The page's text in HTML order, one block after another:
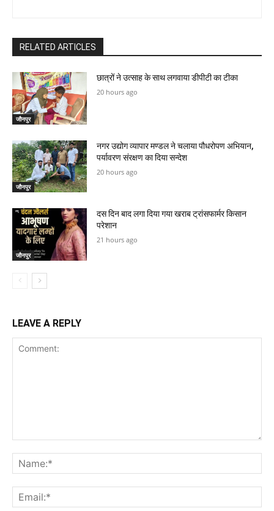
RELATED ARTICLES
जौनपुर
छात्रों ने उत्साह के साथ लगवाया डीपीटी का टीका
20 hours ago
जौनपुर
नगर उद्योग व्यापार मण्डल ने चलाया पौधरोपण अभियान,
पर्यावरण संरक्षण का दिया सन्देश
20 hours ago
जौनपुर
दस दिन बाद लगा दिया गया खराब ट्रांसफार्मर किसान
परेशान
21 hours ago
LEAVE A REPLY